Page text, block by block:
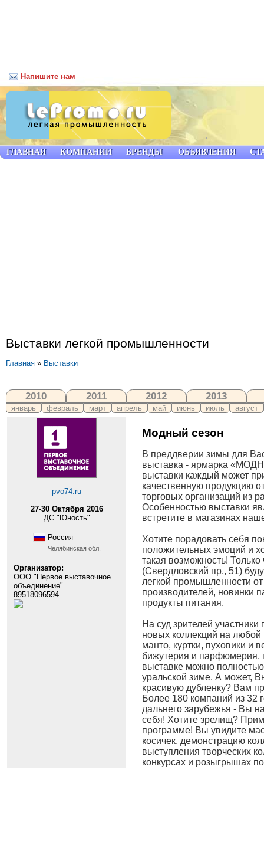
Выставки легкой промышленности
Главная » Выставки
2010 2011 2012 2013
январь февраль март апрель май июнь июль август
pvo74.ru
27-30 Октября 2016
ДС "Юность"
Россия
Челябинская обл.
Организатор:
ООО "Первое выставочное
объединение"
89518096594
Модный сезон
В преддверии зимы для
выставка - ярмарка
выставки каждый может
качественную продукцию
торговых организаций из
Особенностью выставки
встретите в магазинах
Хотите порадовать себя
положительных эмоций и
такая возможность!
(Свердловский пр., 51)
легкой промышленности
производителей, новинки
продукты питания.
На суд зрителей
новых коллекций на любой
манто, куртки, пуховики и
бижутерия и парфюмерия,
выставке можно
уральской зиме. А может,
красивую дубленку? Вам
Более 180 компаний из 32
дальнего зарубежья - Вы
себя! Хотите зрелищ?
программе! Вы увидите
косичек, демонстрацию
выступления творческих
конкурсах и розыгрышах
ГЛАВНАЯ КОМПАНИИ БРЕНДЫ ОБЪЯВЛЕНИЯ
Напишите нам